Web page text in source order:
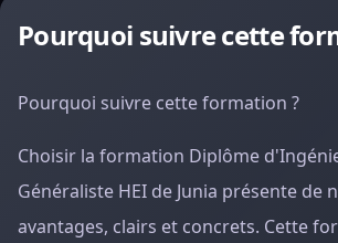
Pourquoi suivre cette
Pourquoi suivre cette formation ?
Choisir la formation Diplôme
Généraliste HEI de Junia présente de
avantages, clairs et concrets. Cette